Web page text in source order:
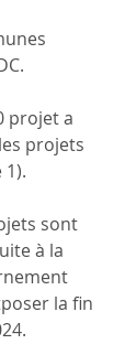
projet a
projets
1).
sont
à la
la fin